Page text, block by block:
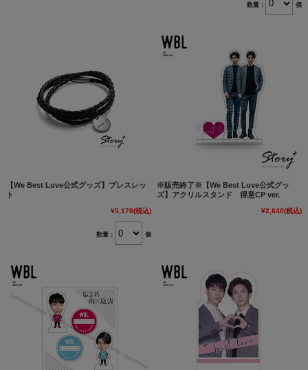
数量： 個
【We Best Love公式グッズ】ブレスレッ
ト
¥5,170(税込)
数量： 個
※販売終了※【We Best Love公式グッ
ズ】アクリルスタンド 得意CP ver.
¥2,640(税込)